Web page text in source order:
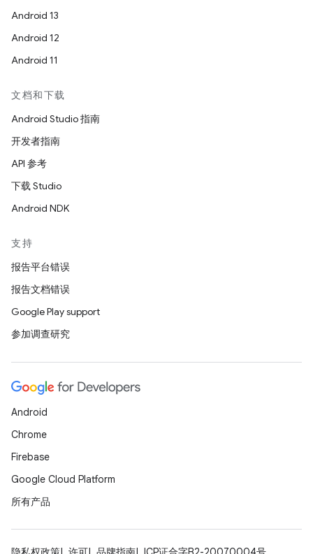
Android 13
Android 12
Android 11
文档和下载
Android Studio 指南
开发者指南
API 参考
下载 Studio
Android NDK
支持
报告平台错误
报告文档错误
Google Play support
参加调查研究
Android
Chrome
Firebase
Google Cloud Platform
所有产品